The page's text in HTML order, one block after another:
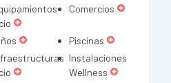
Comercios
Piscinas
Instalaciones
Wellness